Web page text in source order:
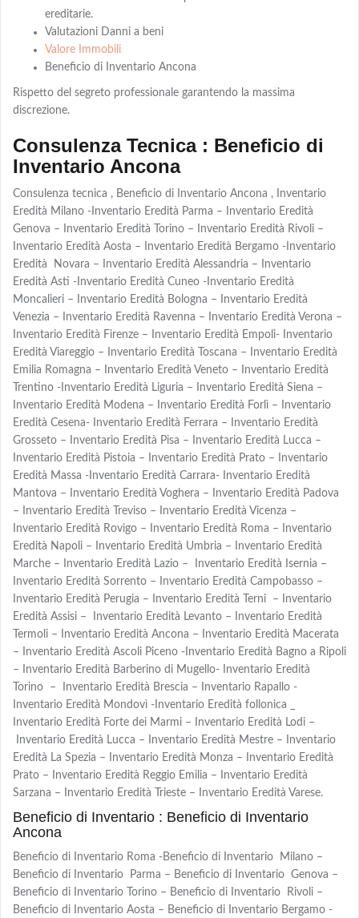
ereditarie.
Valutazioni Danni a beni
Valore Immobili
Beneficio di Inventario Ancona
Rispetto del segreto professionale garantendo la massima
discrezione.
Consulenza Tecnica : Beneficio di
Inventario Ancona
Consulenza tecnica , Beneficio di Inventario Ancona , Inventario
Eredità Milano -Inventario Eredità Parma – Inventario Eredità
Genova – Inventario Eredità Torino – Inventario Eredità Rivoli –
Inventario Eredità Aosta – Inventario Eredità Bergamo -Inventario
Eredità Novara – Inventario Eredità Alessandria – Inventario
Eredità Asti -Inventario Eredità Cuneo -Inventario Eredità
Moncalieri – Inventario Eredità Bologna – Inventario Eredità
Venezia – Inventario Eredità Ravenna – Inventario Eredità Verona –
Inventario Eredità Firenze – Inventario Eredità Empoli- Inventario
Eredità Viareggio – Inventario Eredità Toscana – Inventario Eredità
Emilia Romagna – Inventario Eredità Veneto – Inventario Eredità
Trentino -Inventario Eredità Liguria – Inventario Eredità Siena –
Inventario Eredità Modena – Inventario Eredità Forlì – Inventario
Eredità Cesena- Inventario Eredità Ferrara – Inventario Eredità
Grosseto – Inventario Eredità Pisa – Inventario Eredità Lucca –
Inventario Eredità Pistoia – Inventario Eredità Prato – Inventario
Eredità Massa -Inventario Eredità Carrara- Inventario Eredità
Mantova – Inventario Eredità Voghera – Inventario Eredità Padova
– Inventario Eredità Treviso – Inventario Eredità Vicenza –
Inventario Eredità Rovigo – Inventario Eredità Roma – Inventario
Eredità Napoli – Inventario Eredità Umbria – Inventario Eredità
Marche – Inventario Eredità Lazio – Inventario Eredità Isernia –
Inventario Eredità Sorrento – Inventario Eredità Campobasso –
Inventario Eredità Perugia – Inventario Eredità Terni – Inventario
Eredità Assisi – Inventario Eredità Levanto – Inventario Eredità
Termoli – Inventario Eredità Ancona – Inventario Eredità Macerata
– Inventario Eredità Ascoli Piceno -Inventario Eredità Bagno a Ripoli
– Inventario Eredità Barberino di Mugello- Inventario Eredità
Torino – Inventario Eredità Brescia – Inventario Rapallo -
Inventario Eredità Mondovì -Inventario Eredità follonica _
Inventario Eredità Forte dei Marmi – Inventario Eredità Lodi –
Inventario Eredità Lucca – Inventario Eredità Mestre – Inventario
Eredità La Spezia – Inventario Eredità Monza – Inventario Eredità
Prato – Inventario Eredità Reggio Emilia – Inventario Eredità
Sarzana – Inventario Eredità Trieste – Inventario Eredità Varese.
Beneficio di Inventario : Beneficio di Inventario
Ancona
Beneficio di Inventario Roma -Beneficio di Inventario Milano –
Beneficio di Inventario Parma – Beneficio di Inventario Genova –
Beneficio di Inventario Torino – Beneficio di Inventario Rivoli –
Beneficio di Inventario Aosta – Beneficio di Inventario Bergamo -